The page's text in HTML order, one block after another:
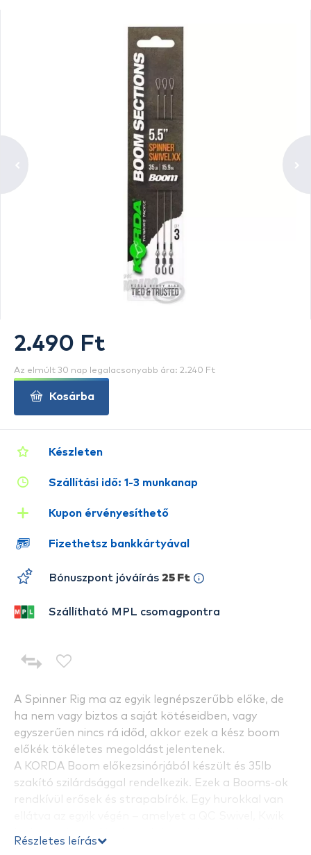
A Spinner Rig ma az egyik legnépszerűbb előke, de
ha nem vagy biztos a saját kötéseidben, vagy
egyszerűen nincs rá időd, akkor ezek a kész boom
előkék tökéletes megoldást jelentenek.
A KORDA Boom előkezsinórjából készült és 35lb
szakító szilárdsággal rendelkezik. Ezek a Booms-ok
rendkívül erősek és strapabírók. Egy hurokkal van
Részletes leírás
Készleten
Szállítási idő: 1-3 munkanap
Kupon érvényesíthető
Fizethetsz bankkártyával
Bónuszpont jóváírás 25 Ft
Szállítható MPL csomagpontra
2.490 Ft
Az elmúlt 30 nap legalacsonyabb ára: 2.240 Ft
Kosárba